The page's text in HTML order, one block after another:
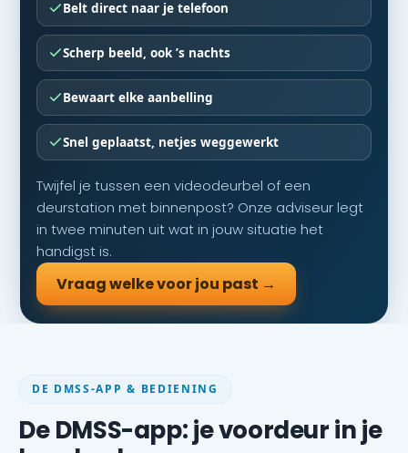
Belt direct naar je telefoon
Scherp beeld, ook ’s nachts
Bewaart elke aanbelling
Snel geplaatst, netjes weggewerkt
Twijfel je tussen een videodeurbel of een
deurstation met binnenpost? Onze adviseur legt
in twee minuten uit wat in jouw situatie het
handigst is.
Vraag welke voor jou past →
DE DMSS-APP & BEDIENING
De DMSS-app: je voordeur in je